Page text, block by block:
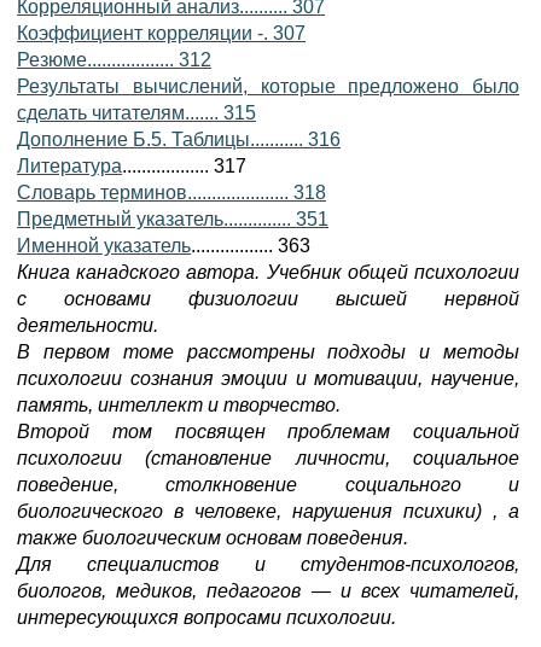
Корреляционный анализ.......... 307
Коэффициент корреляции -. 307
Резюме.................. 312
Результаты вычислений, которые предложено было
сделать читателям....... 315
Дополнение Б.5. Таблицы........... 316
Литература.................. 317
Словарь терминов..................... 318
Предметный указатель.............. 351
Именной указатель................. 363
Книга канадского автора. Учебник общей психологии
с основами физиологии высшей нервной
деятельности.
В первом томе рассмотрены подходы и методы
психологии сознания эмоции и мотивации, научение,
память, интеллект и творчество.
Второй том посвящен проблемам социальной
психологии (становление личности, социальное
поведение, столкновение социального и
биологического в человеке, нарушения психики) , а
также биологическим основам поведения.
Для специалистов и студентов-психологов,
биологов, медиков, педагогов — и всех читателей,
интересующихся вопросами психологии.